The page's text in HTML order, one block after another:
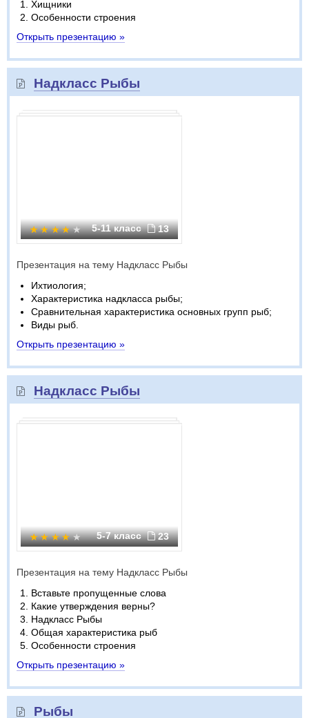
Хищники
Особенности строения
Открыть презентацию »
Надкласс Рыбы
5-11 класс 13
Презентация на тему Надкласс Рыбы
Ихтиология;
Характеристика надкласса рыбы;
Сравнительная характеристика основных групп рыб;
Виды рыб.
Открыть презентацию »
Надкласс Рыбы
5-7 класс 23
Презентация на тему Надкласс Рыбы
Вставьте пропущенные слова
Какие утверждения верны?
Надкласс Рыбы
Общая характеристика рыб
Особенности строения
Открыть презентацию »
Рыбы